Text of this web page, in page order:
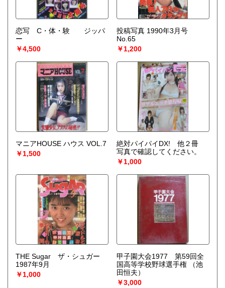
恋写 C・体・験 ジッパ
ー
￥4,500
投稿写真 1990年3月号
No.65
￥1,200
マニアHOUSE ハウス VOL.7
￥1,500
絶対パイパイDX! 他２冊
写真で確認してください。
￥1,000
THE Sugar ザ・シュガー
1987年9月
￥1,000
甲子園大会1977 第59回全
国高等学校野球選手権
（池
田恒夫）
￥3,000